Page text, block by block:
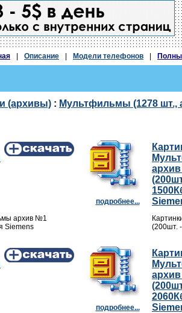
Описание Модели телефонов
(архивы) : Мультфильмы (1278 шт.,
архив №1
Siemens
подробнее...
(200шт.
подробнее...